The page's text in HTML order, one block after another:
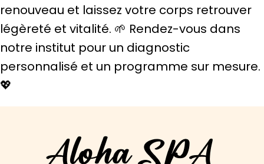
renouveau et laissez votre corps retrouver
légèreté et vitalité. 🌱 Rendez-vous dans
notre institut pour un diagnostic
personnalisé et un programme sur mesure.
💖